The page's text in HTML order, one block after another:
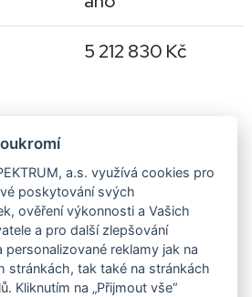
5 212 830 Kč
Ceník
a.s. využívá cookies pro
poskytování svých
ověření výkonnosti a Vašich
a pro další zlepšování
reklamy jak na
stránkách, tak také na stránkách
Kliknutím na „Přijmout vše“